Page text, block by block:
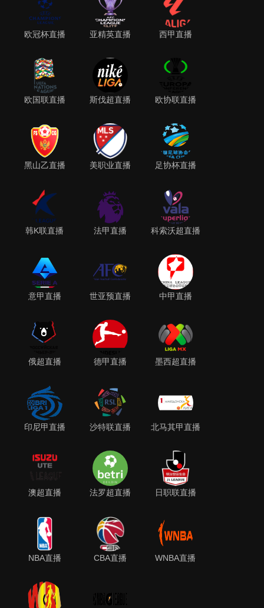
欧冠杯直播 亚精英直播 西甲直播
欧国联直播 斯伐超直播 欧协联直播
黑山乙直播 美职业直播 足协杯直播
韩K联直播 法甲直播 科索沃超直播
意甲直播 世亚预直播 中甲直播
俄超直播 德甲直播 墨西超直播
印尼甲直播 沙特联直播 北马其甲直播
澳超直播 法罗超直播 日职联直播
NBA直播 CBA直播 WNBA直播